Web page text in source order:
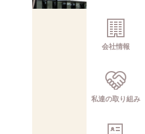
会社情報
私達の取り組み